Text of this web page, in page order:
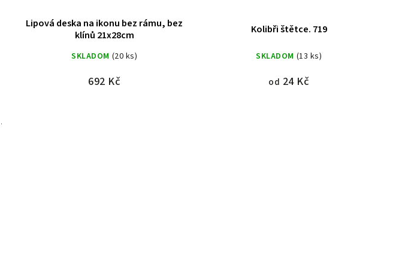
Lipová deska na ikonu bez rámu, bez
klínů 21x28cm
SKLADOM (20 ks)
692 Kč
Kolibři štětce. 719
SKLADOM (13 ks)
od 24 Kč